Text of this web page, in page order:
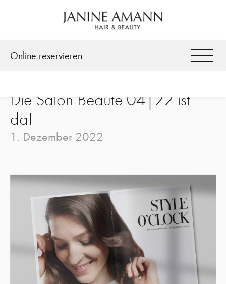
Online reservieren
Facebook
Die Salon Beauté 04|22 ist
da!
1. Dezember 2022